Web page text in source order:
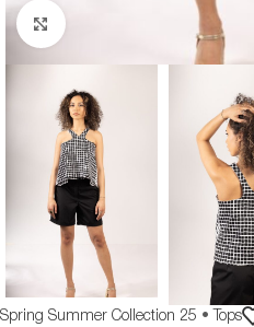
Spring Summer Collection 25 • Tops